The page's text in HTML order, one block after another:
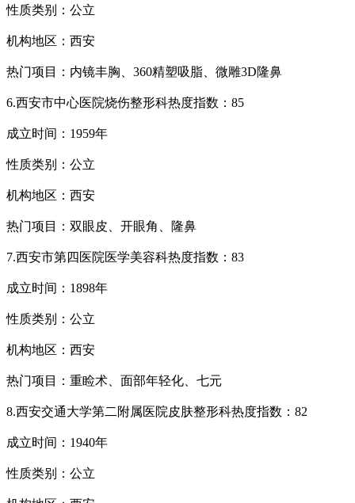
性质类别：公立
机构地区：西安
热门项目：内镜丰胸、360精塑吸脂、微雕3D隆鼻
6.西安市中心医院烧伤整形科热度指数：85
成立时间：1959年
性质类别：公立
机构地区：西安
热门项目：双眼皮、开眼角、隆鼻
7.西安市第四医院医学美容科热度指数：83
成立时间：1898年
性质类别：公立
机构地区：西安
热门项目：重睑术、面部年轻化、七元
8.西安交通大学第二附属医院皮肤整形科热度指数：82
成立时间：1940年
性质类别：公立